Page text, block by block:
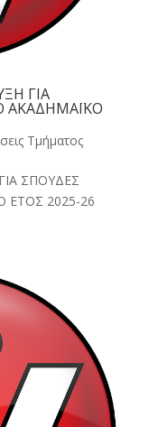
ΓΙΑ
ΑΚΑΔΗΜΑΪΚΟ
Τμήματος
ΣΠΟΥΔΕΣ
ΕΤΟΣ 2025-26